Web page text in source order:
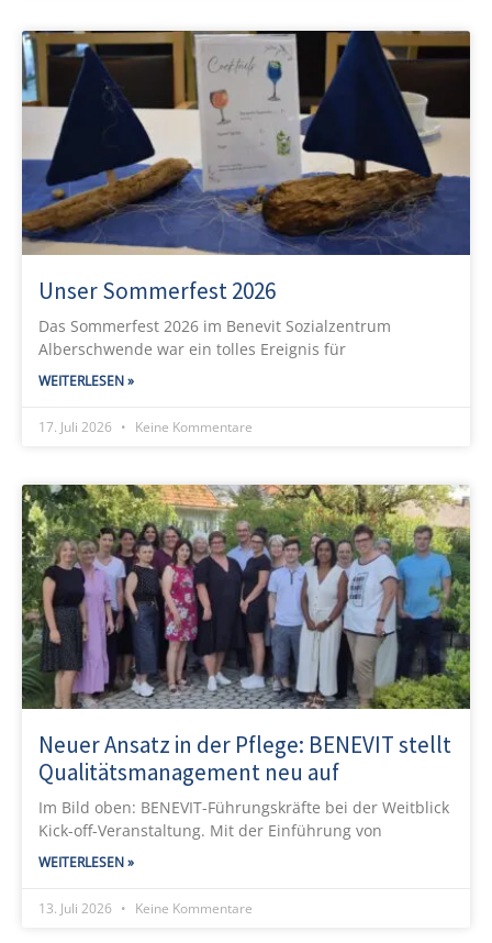
Unser Sommerfest 2026
Das Sommerfest 2026 im Benevit Sozialzentrum
Alberschwende war ein tolles Ereignis für
WEITERLESEN »
17. Juli 2026 Keine Kommentare
Neuer Ansatz in der Pflege: BENEVIT stellt
Qualitätsmanagement neu auf
Im Bild oben: BENEVIT-Führungskräfte bei der Weitblick
Kick-off-Veranstaltung. Mit der Einführung von
WEITERLESEN »
13. Juli 2026 Keine Kommentare